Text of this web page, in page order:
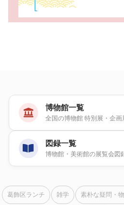
博物館一覧
全国の博物館 特別展・企
図録一覧
博物館・美術館の展覧会図
葛飾区ランチ 雑学 素朴な疑問・